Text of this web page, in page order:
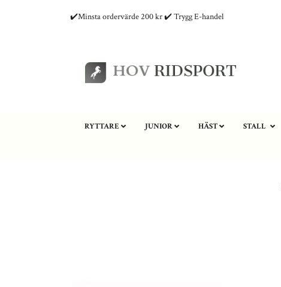
✔️Minsta ordervärde 200 kr ✔️ Trygg E-handel
RYTTARE JUNIOR HÄST STALL